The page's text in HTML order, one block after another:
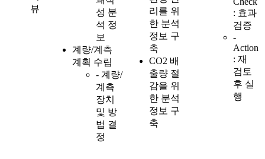
뷰
성 분
석 정
보
계량/계측
계획 수립
- 계량/
계측
장치
및 방
법 결
정
리를 위
한 분석
정보 구
축
CO2 배
출량 절
감을 위
한 분석
정보 구
축
: 효과
검증
-
Action
: 재
검토
후 실
행